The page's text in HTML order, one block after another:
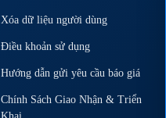
Xóa dữ liệu người dùng
Điều khoản sử dụng
Hướng dẫn gửi yêu cầu báo giá
Chính Sách Giao Nhận & Triển